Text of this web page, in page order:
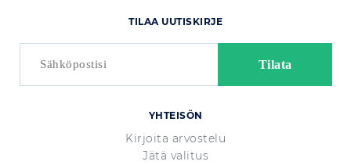
YHTEISÖN
Kirjoita arvostelu
Jätä valitus
TILAA UUTISKIRJE